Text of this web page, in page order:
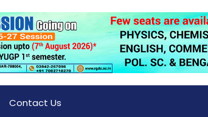
Contact Us